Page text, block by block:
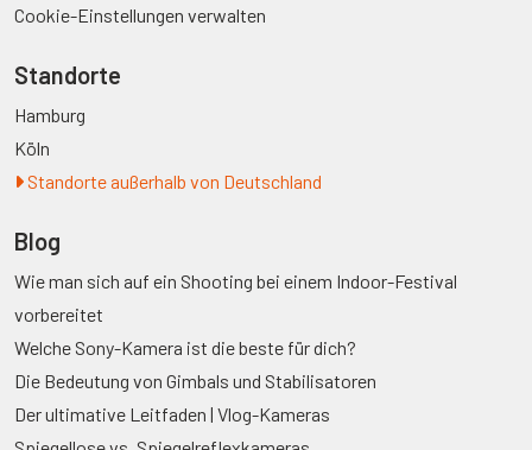
Cookie-Einstellungen verwalten
Standorte
Hamburg
Köln
Standorte außerhalb von Deutschland
Blog
Wie man sich auf ein Shooting bei einem Indoor-Festival
vorbereitet
Welche Sony-Kamera ist die beste für dich?
Die Bedeutung von Gimbals und Stabilisatoren
Der ultimative Leitfaden | Vlog-Kameras